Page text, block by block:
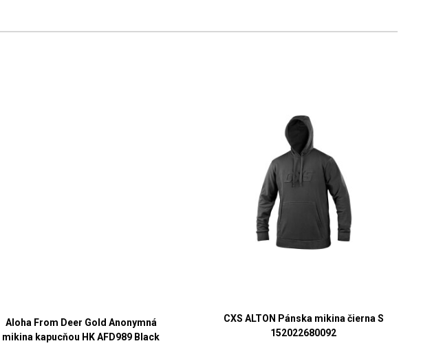
Aloha From Deer Gold Anonymná
mikina kapucňou HK AFD989 Black
CXS ALTON Pánska mikina čierna S
152022680092